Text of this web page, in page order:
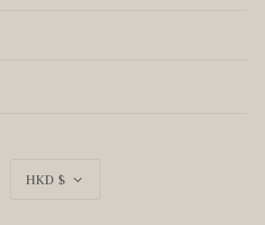
貨HKD $